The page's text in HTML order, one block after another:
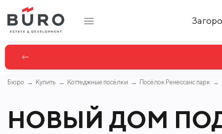
Бюро Купить Коттеджные посёлки Посёлок Ренессанс парк
НОВЫЙ ДОМ